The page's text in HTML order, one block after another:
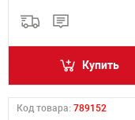
Купить
Код товара: 789152